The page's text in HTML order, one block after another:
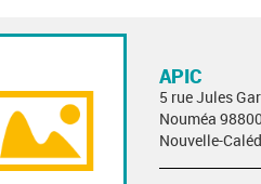
APIC
5 rue Jules
Nouméa 98800
Nouvelle-